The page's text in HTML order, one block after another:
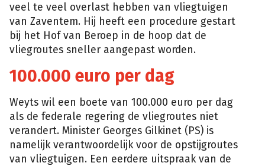
veel te veel overlast hebben van vliegtuigen
van Zaventem. Hij heeft een procedure gestart
bij het Hof van Beroep in de hoop dat de
vliegroutes sneller aangepast worden.
100.000 euro per dag
Weyts wil een boete van 100.000 euro per dag
als de federale regering de vliegroutes niet
verandert. Minister Georges Gilkinet (PS) is
namelijk verantwoordelijk voor de opstijgroutes
van vliegtuigen. Een eerdere uitspraak van de